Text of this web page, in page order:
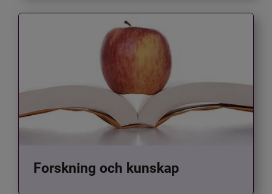
Forskning och kunskap